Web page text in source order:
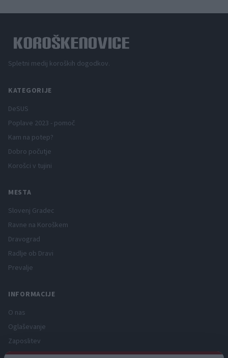
Spletni medij koroških dogodkov.
KATEGORIJE
DeSUS
Poplave 2023 - pomoč
Kam na potep?
Dobro počutje
Korošci v tujini
MESTA
Slovenj Gradec
Ravne na Koroškem
Dravograd
Radlje ob Dravi
Prevalje
INFORMACIJE
O nas
Oglaševanje
Zaposlitev
Pravno obvestilo